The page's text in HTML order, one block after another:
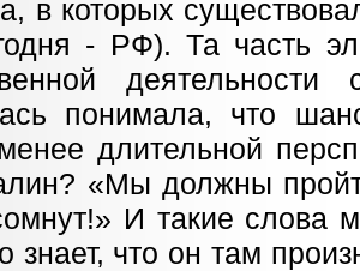
в которых
- РФ). Та часть
понимала, что
длительной
«Мы должны
И такие слова
знает, что он там